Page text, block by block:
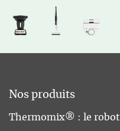
Nos produits
Thermomix® : le